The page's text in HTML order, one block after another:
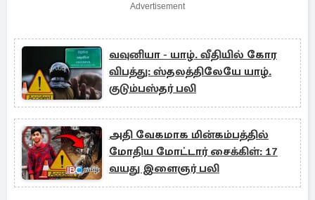
Advertisement
வவுனியா - யாழ். வீதியில் கோர
விபத்து: ஸ்தலத்திலேயே யாழ்.
குடும்பஸ்தர் பலி
அதி வேகமாக மின்கம்பத்தில்
மோதிய மோட்டார் சைக்கிள்: 17
வயது இளைஞர் பலி